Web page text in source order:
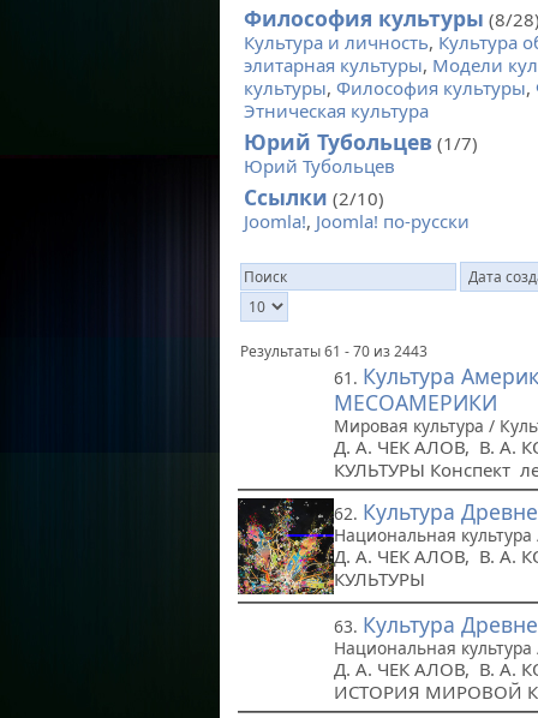
Философия культуры (8/
Культура и личность, Культура
элитарная культуры, Модели
культуры, Философия культуры,
Этническая культура
Юрий Тубольцев (1/7)
Юрий Тубольцев
Ссылки (2/10)
Joomla!, Joomla! по-русски
Результаты 61 - 70 из 2443
61. Культура
МЕСОАМЕРИКИ
Мировая культура /
Д. А. ЧЕК АЛОВ, В.
КУЛЬТУРЫ Конспект
62. Культура
Национальная
Д. А. ЧЕК АЛОВ, В.
КУЛЬТУРЫ
63. Культура
Национальная
Д. А. ЧЕК АЛОВ, В. А.
ИСТОРИЯ МИРОВОЙ